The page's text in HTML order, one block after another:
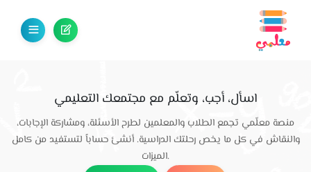
اسأل، أجب، وتعلّم مع مجتمعك التعليمي
منصة معلّمي تجمع الطلاب والمعلمين لطرح الأسئلة، ومشاركة الإجابات،
والنقاش في كل ما يخص رحلتك الدراسية. أنشئ حساباً لتستفيد من كامل
الميزات.